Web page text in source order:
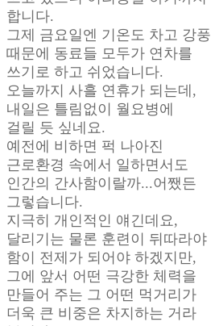
합니다.
그제 금요일엔 기온도 차고 강풍
때문에 동료들 모두가 연차를
쓰기로 하고 쉬었습니다.
오늘까지 사흘 연휴가 되는데,
내일은 틀림없이 월요병에
걸릴 듯 싶네요.
예전에 비하면 퍽 나아진
근로환경 속에서 일하면서도
인간의 간사함이랄까...어쨌든
그렇습니다.
지극히 개인적인 얘긴데요,
달리기는 물론 훈련이 뒤따라야
함이 전제가 되어야 하겠지만,
그에 앞서 어떤 극강한 체력을
만들어 주는 그 어떤 먹거리가
더욱 큰 비중은 차지하는 거라